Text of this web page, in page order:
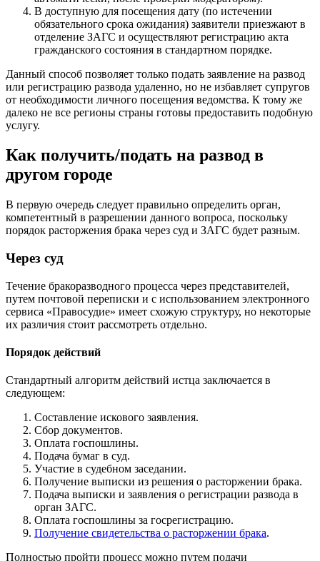
В доступную для посещения дату (по истечении
обязательного срока ожидания) заявители приезжают в
отделение ЗАГС и осуществляют регистрацию акта
гражданского состояния в стандартном порядке.
Данный способ позволяет только подать заявление на развод
или регистрацию развода удаленно, но не избавляет супругов
от необходимости личного посещения ведомства. К тому же
далеко не все регионы страны готовы предоставить подобную
услугу.
Как получить/подать на развод в
другом городе
В первую очередь следует правильно определить орган,
компетентный в разрешении данного вопроса, поскольку
порядок расторжения брака через суд и ЗАГС будет разным.
Через суд
Течение бракоразводного процесса через представителей,
путем почтовой переписки и с использованием электронного
сервиса «Правосудие» имеет схожую структуру, но некоторые
их различия стоит рассмотреть отдельно.
Порядок действий
Стандартный алгоритм действий истца заключается в
следующем:
Составление искового заявления.
Сбор документов.
Оплата госпошлины.
Подача бумаг в суд.
Участие в судебном заседании.
Получение выписки из решения о расторжении брака.
Подача выписки и заявления о регистрации развода в
орган ЗАГС.
Оплата госпошлины за госрегистрацию.
Получение свидетельства о расторжении брака.
Полностью пройти процесс можно путем подачи